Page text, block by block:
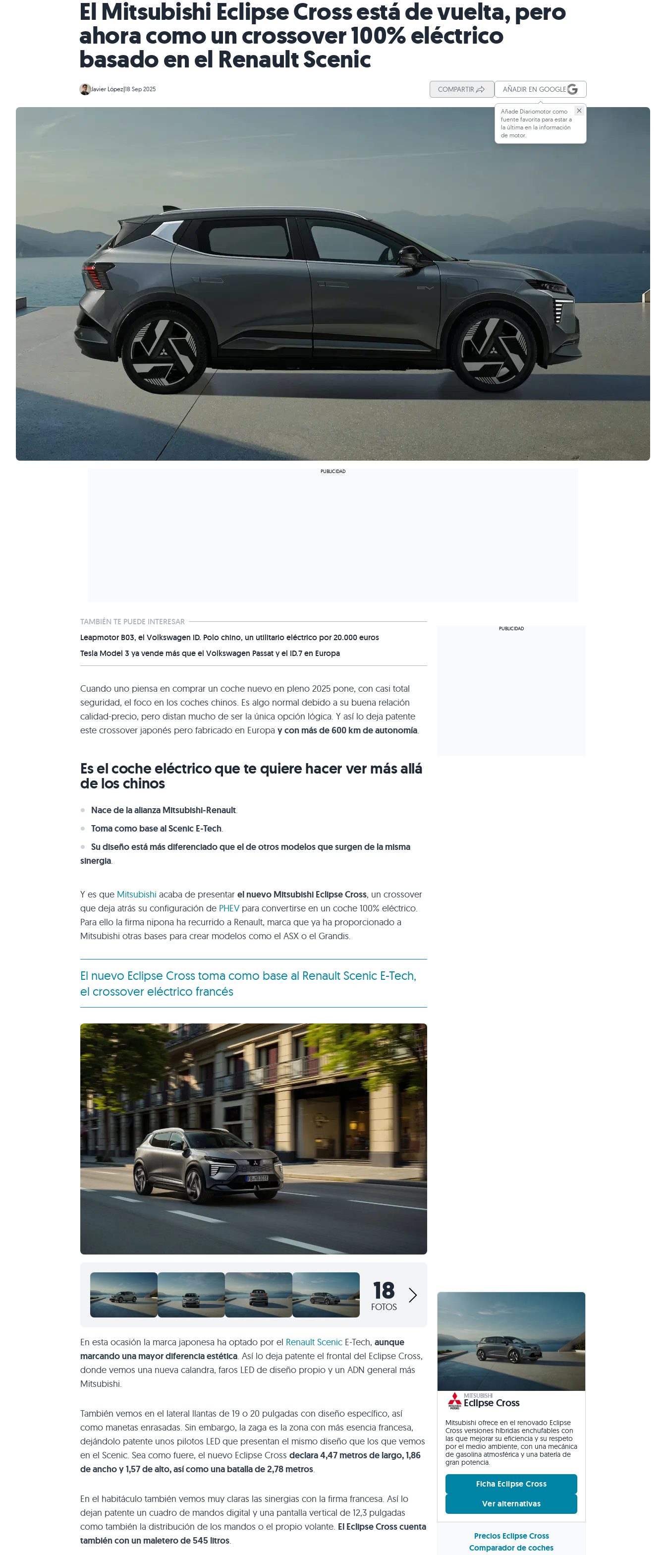
El Mitsubishi Eclipse Cross está de vuelta, pero
ahora como un crossover 100% eléctrico
basado en el Renault Scenic
Javier López|18 Sep 2025 COMPARTIR AÑADIR EN GOOGLE
Añade Diariomotor como
fuente favorita para estar a
la última en la información
de motor.
TAMBIÉN TE PUEDE INTERESAR
Leapmotor B03, el Volkswagen ID. Polo chino, un utilitario eléctrico por 20.000 euros
Tesla Model 3 ya vende más que el Volkswagen Passat y el ID.7 en Europa
Cuando uno piensa en comprar un coche nuevo en pleno 2025 pone, con casi total
seguridad, el foco en los coches chinos. Es algo normal debido a su buena relación
calidad-precio, pero distan mucho de ser la única opción lógica. Y así lo deja patente
este crossover japonés pero fabricado en Europa y con más de 600 km de autonomía.
Es el coche eléctrico que te quiere hacer ver más allá
de los chinos
Nace de la alianza Mitsubishi-Renault.
Toma como base al Scenic E-Tech.
Su diseño está más diferenciado que el de otros modelos que surgen de la misma
sinergia.
Y es que Mitsubishi acaba de presentar el nuevo Mitsubishi Eclipse Cross, un crossover
que deja atrás su configuración de PHEVpara convertirse en un coche 100% eléctrico.
Para ello la firma nipona ha recurrido a Renault, marca que ya ha proporcionado a
Mitsubishi otras bases para crear modelos como el ASX o el Grandis.
El nuevo Eclipse Cross toma como base al Renault Scenic E-Tech,
el crossover eléctrico francés
18
FOTOS
En esta ocasión la marca japonesa ha optado por el Renault Scenic E-Tech, aunque
marcando una mayor diferencia estética. Así lo deja patente el frontal del Eclipse Cross,
donde vemos una nueva calandra, faros LED de diseño propio y un ADN general más
Mitsubishi.
También vemos en el lateral llantas de 19 o 20 pulgadas con diseño específico, así
como manetas enrasadas. Sin embargo, la zaga es la zona con más esencia francesa,
dejándolo patente unos pilotos LED que presentan el mismo diseño que los que vemos
en el Scenic. Sea como fuere, el nuevo Eclipse Cross declara 4,47 metros de largo, 1,86
de ancho y 1,57 de alto, así como una batalla de 2,78 metros.
En el habitáculo también vemos muy claras las sinergias con la firma francesa. Así lo
dejan patente un cuadro de mandos digital y una pantalla vertical de 12,3 pulgadas
como también la distribución de los mandos o el propio volante. El Eclipse Cross cuenta
también con un maletero de 545 litros.
MITSUBISHI
Eclipse Cross
Mitsubishi ofrece en el renovado Eclipse
Cross versiones híbridas enchufables con
las que mejorar su eficiencia y su respeto
por el medio ambiente, con una mecánica
de gasolina atmosférica y una batería de
gran potencia.
Ficha Eclipse Cross
Ver alternativas
Precios Eclipse Cross
Comparador de coches